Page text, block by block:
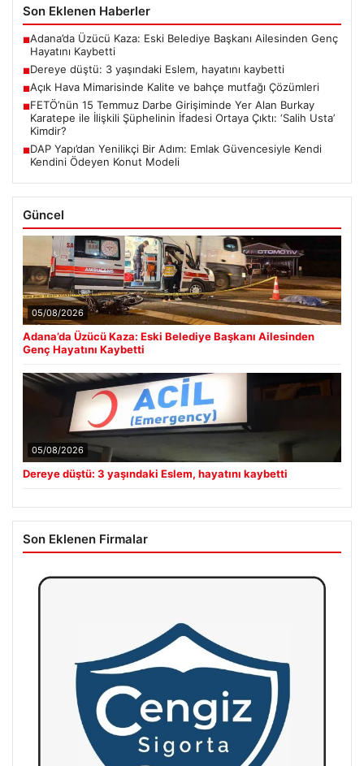
Son Eklenen Haberler
■Adana’da Üzücü Kaza: Eski Belediye Başkanı Ailesinden Genç
Hayatını Kaybetti
■Dereye düştü: 3 yaşındaki Eslem, hayatını kaybetti
■Açık Hava Mimarisinde Kalite ve bahçe mutfağı Çözümleri
■FETÖ’nün 15 Temmuz Darbe Girişiminde Yer Alan Burkay
Karatepe ile İlişkili Şüphelinin İfadesi Ortaya Çıktı: ‘Salih Usta’
Kimdir?
■DAP Yapı’dan Yenilikçi Bir Adım: Emlak Güvencesiyle Kendi
Kendini Ödeyen Konut Modeli
Güncel
05/08/2026
Adana’da Üzücü Kaza: Eski Belediye Başkanı Ailesinden
Genç Hayatını Kaybetti
05/08/2026
Dereye düştü: 3 yaşındaki Eslem, hayatını kaybetti
Son Eklenen Firmalar